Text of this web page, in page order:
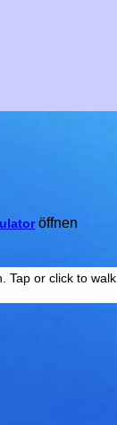
öffnen
Tap or click to walk,